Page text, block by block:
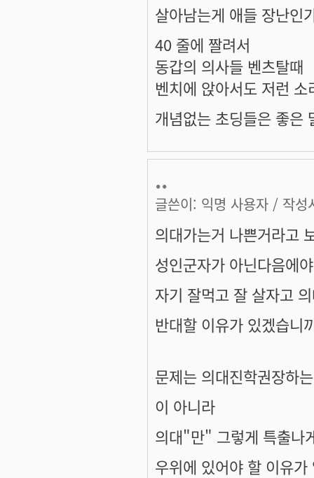
살아남는게 애들 장난인
40 줄에 짤려서
동갑의 의사들 벤츠탈때
벤치에 앉아서도 저런
개념없는 초딩들은 좋은
..
글쓴이: 익명 사용자 / 작성
의대가는거 나쁜거라고
성인군자가 아닌다음에야
자기 잘먹고 잘 살자고
반대할 이유가 있겠습니
문제는 의대진학권장하
이 아니라
의대"만" 그렇게 특출나
우위에 있어야 할 이유가